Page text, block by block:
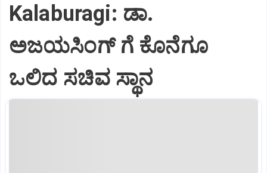
Kalaburagi: ಡಾ.
ಅಜಯಸಿಂಗ್ ಗೆ ಕೊನೆಗೂ
ಒಲಿದ ಸಚಿವ ಸ್ಥಾನ